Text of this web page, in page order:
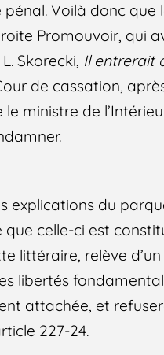
Voilà donc que
Promouvoir, qui
Skorecki, Il entrerait
de cassation,
ministre de
explications du
celle-ci est
littéraire, relève
libertés
attachée, et
227-24.